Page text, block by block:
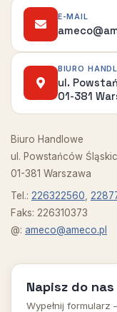
E-MAIL
BIURO
ul.
01-381
Biuro Handlowe
ul. Powstańców
01-381 Warszawa
Tel.: 226322560
Faks: 226310373
@: ameco@ameco.pl
Napisz do nas
Wypełnij